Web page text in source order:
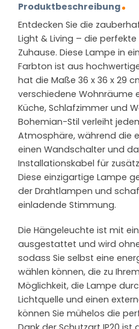
Produktbeschreibung
Entdecken Sie die
Light & Living – die
Zuhause. Diese Lampe in
Farbton ist aus
hat die Maße 36 x 36 x 29
verschiedene Wohnräume
Küche, Schlafzimmer und
Bohemian-Stil verleiht
Atmosphäre, während die
einen Wandschalter und
Installationskabel für
Diese einzigartige Lampe
der Drahtlampen und
einladende Stimmung.
Die Hängeleuchte ist mit
ausgestattet und wird
sodass Sie selbst eine
wählen können, die zu
Möglichkeit, die Lampe
Lichtquelle und einen
können Sie mühelos die